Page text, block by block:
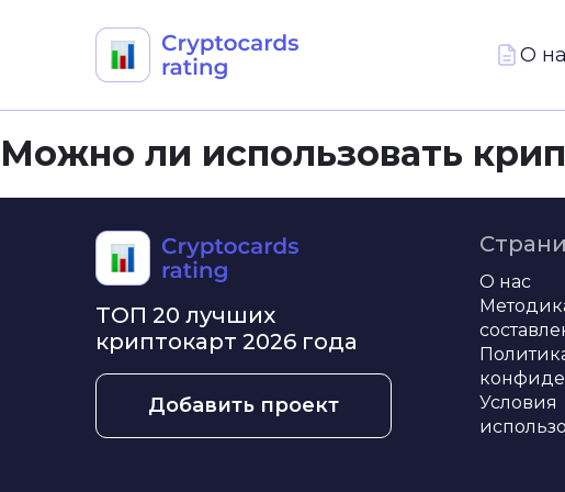
Skip
to
О
Можно ли использовать
ТОП 20 лучших
криптокарт 2026 года
Добавить проект
О нас
Условия